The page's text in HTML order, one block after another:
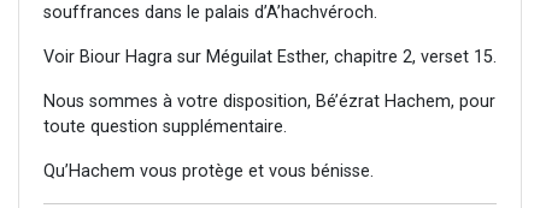
souffrances dans le palais d’A’hachvéroch.
Voir Biour Hagra sur Méguilat Esther, chapitre 2, verset 15.
Nous sommes à votre disposition, Bé’ézrat Hachem, pour
toute question supplémentaire.
Qu’Hachem vous protège et vous bénisse.